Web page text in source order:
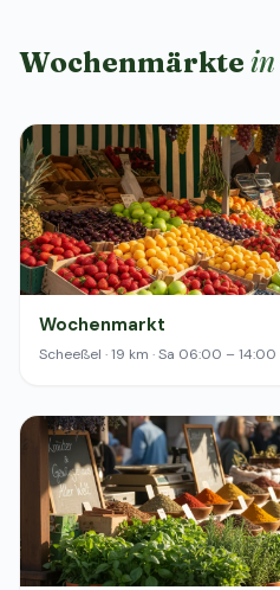
Wochenmärkte in
Wochenmarkt
Scheeßel · 19 km · Sa 06:00 – 14:00